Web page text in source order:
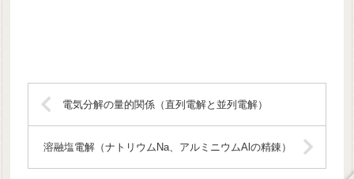
電気分解の量的関係（直列電解と並列電解）
溶融塩電解（ナトリウムNa、アルミニウムAlの精錬）